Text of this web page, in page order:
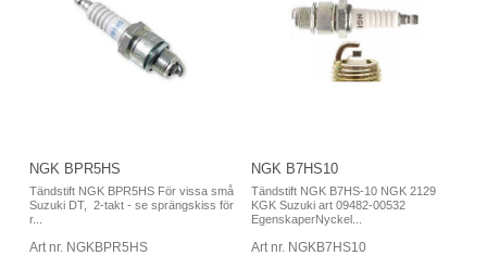
NGK BPR5HS
Tändstift NGK BPR5HS För vissa små
Suzuki DT, 2-takt - se sprängskiss för
r...
Art nr. NGKBPR5HS
NGK B7HS10
Tändstift NGK B7HS-10 NGK 2129
KGK Suzuki art 09482-00532
EgenskaperNyckel...
Art nr. NGKB7HS10